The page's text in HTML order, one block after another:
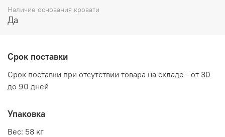
Ясень шимо светлый/темный
Материал:ЛДСП, кромка ПВХ, зеркало с фацетом
Мебельная фабрика ЛИНАУРА
Наличие основания кровати
Да
Срок поставки
Срок поставки при отсутствии товара на складе - от 30
до 90 дней
Упаковка
Вес: 58 кг